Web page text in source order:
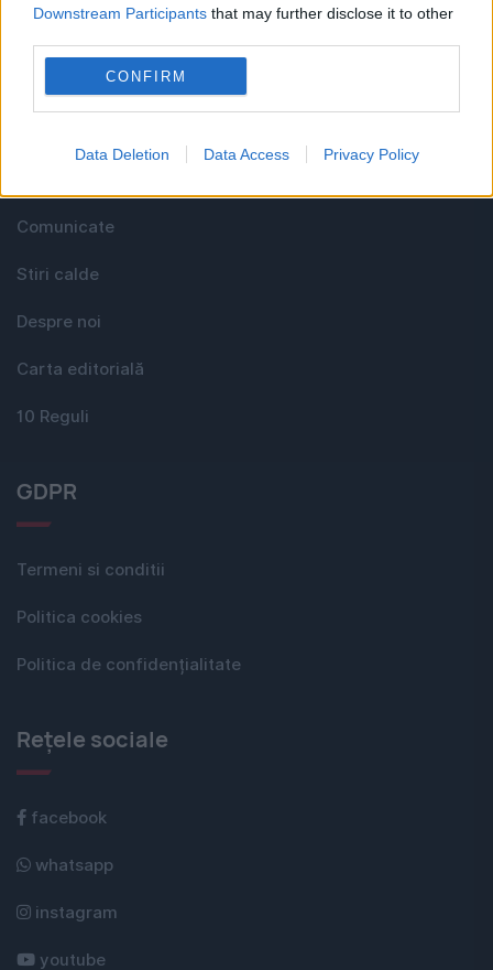
Downstream Participants that may further disclose it to other
CONFIRM
Data Deletion Data Access Privacy Policy
Utile
Comunicate
Stiri calde
Despre noi
Carta editorială
10 Reguli
GDPR
Termeni si conditii
Politica cookies
Politica de confidențialitate
Rețele sociale
facebook
whatsapp
instagram
youtube